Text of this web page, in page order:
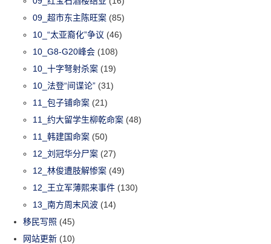
09_超市东主陈旺案 (85)
10_“太亚裔化”争议 (46)
10_G8-G20峰会 (108)
10_十字弩射杀案 (19)
10_法登“间谍论” (31)
11_包子铺命案 (21)
11_约大留学生柳乾命案 (48)
11_韩建国命案 (50)
12_刘冠华分尸案 (27)
12_林俊遭肢解惨案 (49)
12_王立军薄熙来事件 (130)
13_南方周末风波 (14)
移民写照 (45)
网站更新 (10)